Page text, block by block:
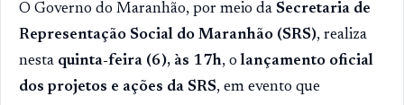
O Governo do Maranhão, por meio da Secretaria de
Representação Social do Maranhão (SRS), realiza
nesta quinta-feira (6), às 17h, o lançamento oficial
dos projetos e ações da SRS, em evento que